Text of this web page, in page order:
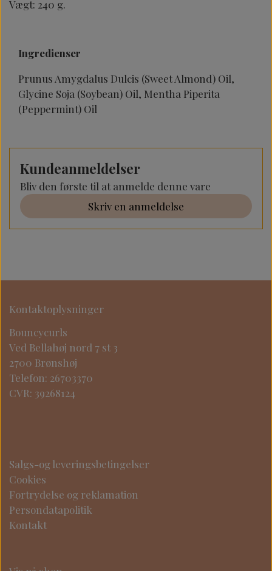
Vægt: 240 g.
Ingredienser
Prunus Amygdalus Dulcis (Sweet Almond) Oil,
Glycine Soja (Soybean) Oil, Mentha Piperita
(Peppermint) Oil
Kundeanmeldelser
Bliv den første til at anmelde denne vare
Skriv en anmeldelse
Kontaktoplysninger
Bouncycurls
Ved Bellahøj nord 7 st 3
2700 Brønshøj
Telefon: 26703370
CVR: 39268124
Salgs-og leveringsbetingelser
Cookies
Fortrydelse og reklamation
Persondatapolitik
Kontakt